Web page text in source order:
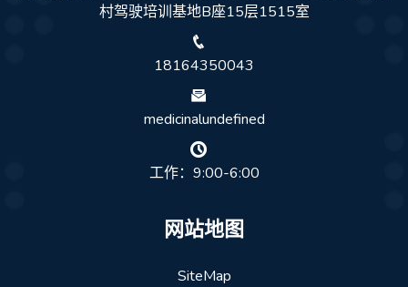
村驾驶培训基地B座15层1515室
18164350043
medicinalundefined
工作：9:00-6:00
网站地图
SiteMap